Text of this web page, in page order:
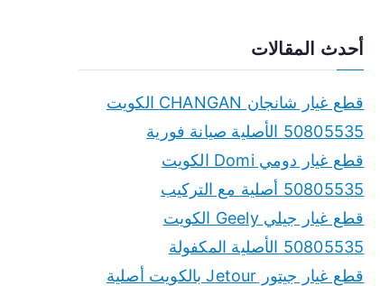
r
أحدث المقالات
قطع غيار شانجان CHANGAN الكويت
50805535 الأصلية صيانة فورية
قطع غيار دومي Domi الكويت
50805535 أصلية مع التركيب
قطع غيار جيلي Geely الكويت
50805535 الأصلية المكفولة
قطع غيار جيتور Jetour بالكويت أصلية